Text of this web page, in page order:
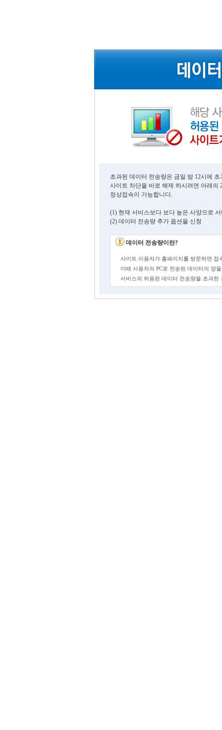
초과된 데이터 전송량은 금일 밤 12시에
사이트 차단을 바로 해제 하시려면 아래의
정상접속이 가능합니다.
(1) 현재 서비스보다 보다 높은 사양으로
(2) 데이터 전송량 추가 옵션을 신청
데이터 전송량이란?
사이트 이용자가 홈페이지를 방문하면 접
이때 사용자의 PC로 전송된 데이터의 양
서비스의 허용된 데이터 전송량을 초과